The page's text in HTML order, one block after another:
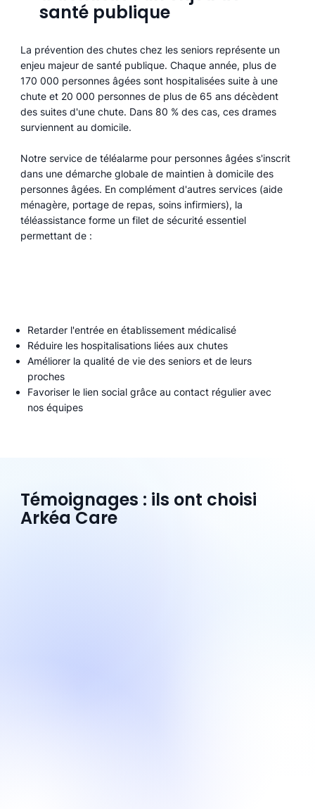
santé publique
La prévention des chutes chez les seniors représente un
enjeu majeur de santé publique. Chaque année, plus de
170 000 personnes âgées sont hospitalisées suite à une
chute et 20 000 personnes de plus de 65 ans décèdent
des suites d'une chute. Dans 80 % des cas, ces drames
surviennent au domicile.
Notre service de téléalarme pour personnes âgées s'inscrit
dans une démarche globale de maintien à domicile des
personnes âgées. En complément d'autres services (aide
ménagère, portage de repas, soins infirmiers), la
téléassistance forme un filet de sécurité essentiel
permettant de :
Retarder l'entrée en établissement médicalisé
Réduire les hospitalisations liées aux chutes
Améliorer la qualité de vie des seniors et de leurs
proches
Favoriser le lien social grâce au contact régulier avec
nos équipes
Témoignages : ils ont choisi
Arkéa Care